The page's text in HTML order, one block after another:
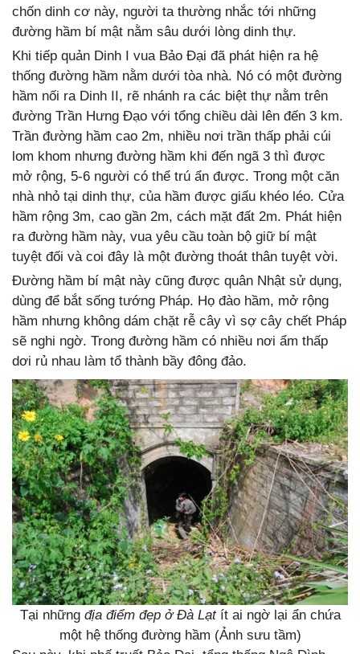
chốn dinh cơ này, người ta thường nhắc tới những
đường hầm bí mật nằm sâu dưới lòng dinh thự.
Khi tiếp quản Dinh I vua Bảo Đại đã phát hiện ra hệ
thống đường hầm nằm dưới tòa nhà. Nó có một đường
hầm nối ra Dinh II, rẽ nhánh ra các biệt thự nằm trên
đường Trần Hưng Đạo với tổng chiều dài lên đến 3 km.
Trần đường hầm cao 2m, nhiều nơi trần thấp phải cúi
lom khom nhưng đường hầm khi đến ngã 3 thì được
mở rộng, 5-6 người có thể trú ẩn được. Trong một căn
nhà nhỏ tại dinh thự, của hầm được giấu khéo léo. Cửa
hầm rộng 3m, cao gần 2m, cách mặt đất 2m. Phát hiện
ra đường hầm này, vua yêu cầu toàn bộ giữ bí mật
tuyệt đối và coi đây là một đường thoát thân tuyệt vời.
Đường hầm bí mật này cũng được quân Nhật sử dụng,
dùng để bắt sống tướng Pháp. Họ đào hầm, mở rộng
hầm nhưng không dám chặt rễ cây vì sợ cây chết Pháp
sẽ nghi ngờ. Trong đường hầm có nhiều nơi ẩm thấp
dơi rủ nhau làm tổ thành bầy đông đảo.
Tại những địa điểm đẹp ở Đà Lạtít ai ngờ lại ẩn chứa
một hệ thống đường hầm (Ảnh sưu tầm)